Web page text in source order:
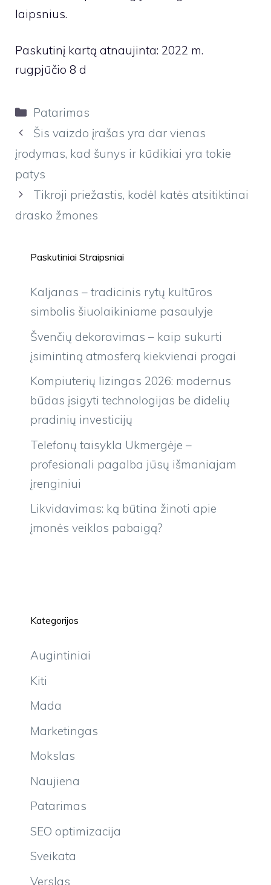
laipsnius.
Paskutinį kartą atnaujinta: 2022 m.
rugpjūčio 8 d
Kategorijos
Patarimas
Šis vaizdo įrašas yra dar vienas
įrodymas, kad šunys ir kūdikiai yra tokie
patys
Tikroji priežastis, kodėl katės atsitiktinai
drasko žmones
Paskutiniai Straipsniai
Kaljanas – tradicinis rytų kultūros
simbolis šiuolaikiniame pasaulyje
Švenčių dekoravimas – kaip sukurti
įsimintiną atmosferą kiekvienai progai
Kompiuterių lizingas 2026: modernus
būdas įsigyti technologijas be didelių
pradinių investicijų
Telefonų taisykla Ukmergėje –
profesionali pagalba jūsų išmaniajam
įrenginiui
Likvidavimas: ką būtina žinoti apie
įmonės veiklos pabaigą?
Kategorijos
Augintiniai
Kiti
Mada
Marketingas
Mokslas
Naujiena
Patarimas
SEO optimizacija
Sveikata
Verslas